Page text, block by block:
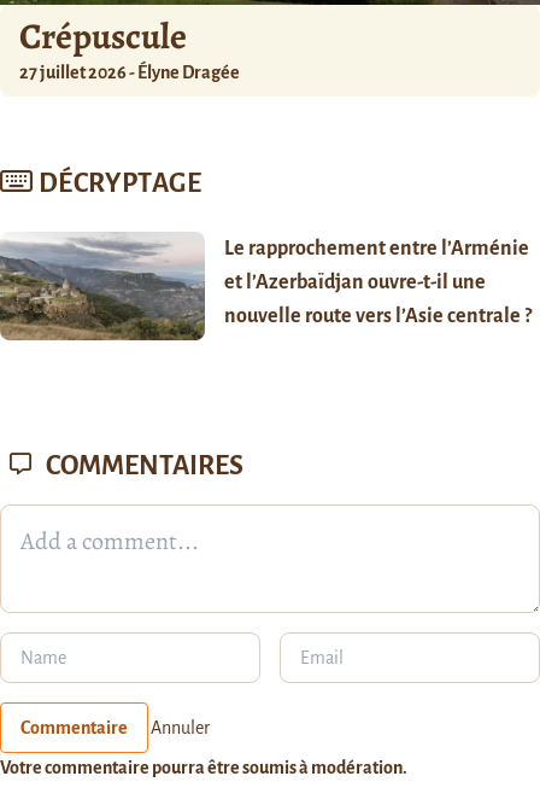
Crépuscule
27 juillet 2026 - Élyne Dragée
DÉCRYPTAGE
Le rapprochement entre l’Arménie
et l’Azerbaïdjan ouvre-t-il une
nouvelle route vers l’Asie centrale ?
COMMENTAIRES
Commentaire Annuler
Votre commentaire pourra être soumis à modération.